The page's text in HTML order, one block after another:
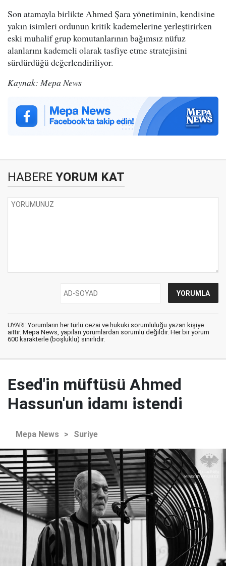
Son atamayla birlikte Ahmed Şara yönetiminin, kendisine
yakın isimleri ordunun kritik kademelerine yerleştirirken
eski muhalif grup komutanlarının bağımsız nüfuz
alanlarını kademeli olarak tasfiye etme stratejisini
sürdürdüğü değerlendiriliyor.
Kaynak: Mepa News
HABERE YORUM KAT
UYARI: Yorumların her türlü cezai ve hukuki sorumluluğu yazan kişiye
aittir. Mepa News, yapılan yorumlardan sorumlu değildir. Her bir yorum
600 karakterle (boşluklu) sınırlıdır.
Esed'in müftüsü Ahmed
Hassun'un idamı istendi
Mepa News > Suriye